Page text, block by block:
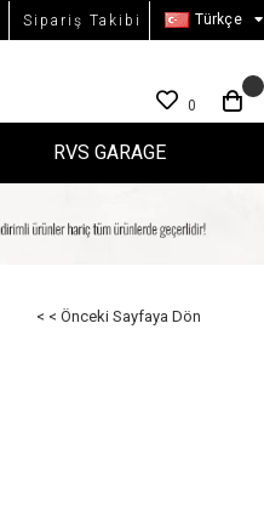
Sipariş Takibi Türkçe
0
RVS GARAGE
< < Önceki Sayfaya Dön